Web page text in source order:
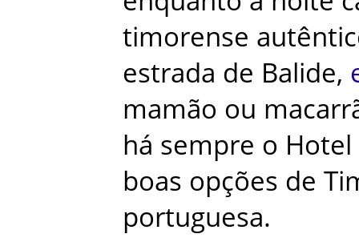
timorense
estrada de Balide,
mamão ou
há sempre o
boas opções de
portuguesa.